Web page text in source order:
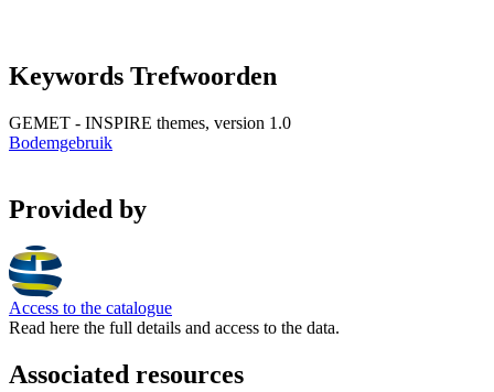
Keywords Trefwoorden
GEMET - INSPIRE themes, version 1.0
Bodemgebruik
Provided by
Access to the catalogue
Read here the full details and access to the data.
Associated resources